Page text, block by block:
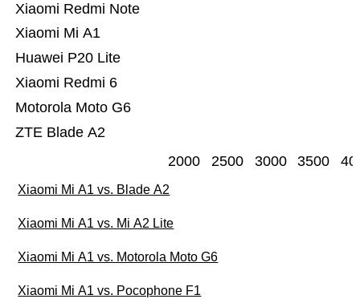
ZTE Blade A2
Motorola Moto G6
Xiaomi Redmi 6
Huawei P20 Lite
Xiaomi Mi A1
Xiaomi Redmi Note
2000 2500 3000 3500
Xiaomi Mi A1 vs. Blade A2
Xiaomi Mi A1 vs. Mi A2 Lite
Xiaomi Mi A1 vs. Motorola Moto G6
Xiaomi Mi A1 vs. Pocophone F1